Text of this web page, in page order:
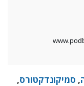
, סמיקונדקטורס,